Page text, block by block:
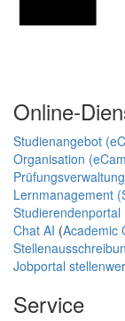
Online-
Studienangebot
Organisation
Lernmanagement
Studierendenportal
Chat AI (Academic
Jobportal
Service